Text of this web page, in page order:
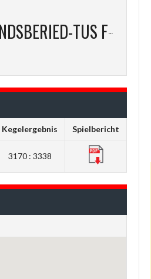
Kegelergebnis Spielbericht
3170 : 3338